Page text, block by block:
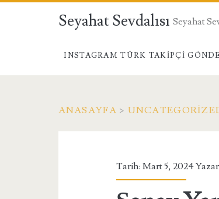
Seyahat Sevdalısı Seyahat
INSTAGRAM TÜRK TAKIPÇI
ANASAYFA >
Tarih: Mart 5, 2024